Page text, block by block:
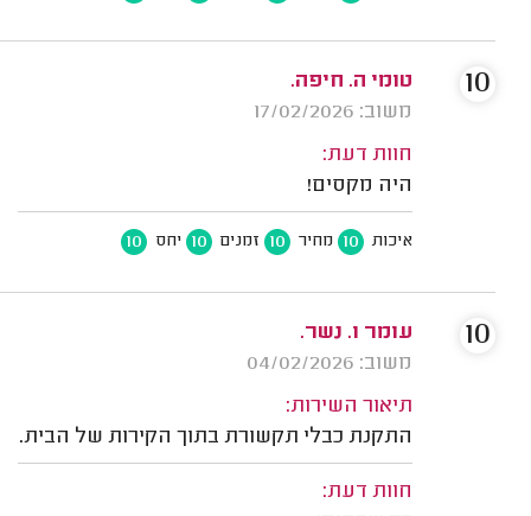
טומי ה. חיפה.
משוב: 17/02/2026
חוות דעת:
היה מקסים!
איכות 10 מחיר 10 זמנים 10 יחס 10
10
עומר ו. נשר.
משוב: 04/02/2026
תיאור השירות:
התקנת כבלי תקשורת בתוך הקירות של הבית.
חוות דעת:
10